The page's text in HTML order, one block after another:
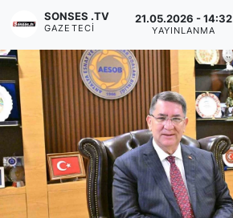
SONSES .TV
GAZETECI
21.05.2026 - 14:32
YAYINLANMA
Siyaset
YEREL HABER
Haberde insan
Tanıtım